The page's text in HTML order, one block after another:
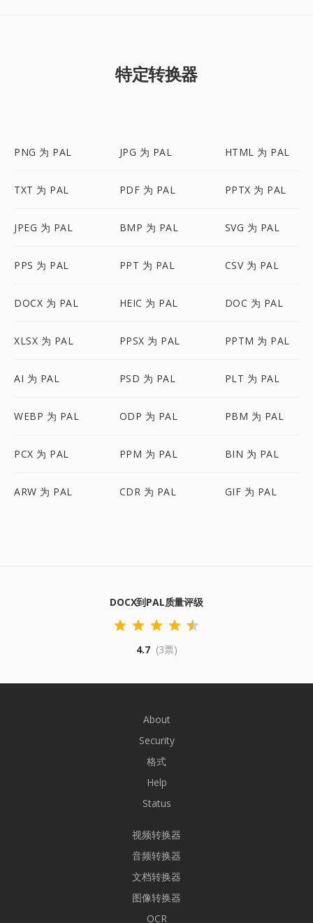
特定转换器
PNG 为 PAL JPG 为 PAL HTML 为 PAL
TXT 为 PAL PDF 为 PAL PPTX 为 PAL
JPEG 为 PAL BMP 为 PAL SVG 为 PAL
PPS 为 PAL PPT 为 PAL CSV 为 PAL
DOCX 为 PAL HEIC 为 PAL DOC 为 PAL
XLSX 为 PAL PPSX 为 PAL PPTM 为 PAL
AI 为 PAL PSD 为 PAL PLT 为 PAL
WEBP 为 PAL ODP 为 PAL PBM 为 PAL
PCX 为 PAL PPM 为 PAL BIN 为 PAL
ARW 为 PAL CDR 为 PAL GIF 为 PAL
DOCX到PAL质量评级
4.7 (3票)
About
Security
格式
Help
Status
视频转换器
音频转换器
文档转换器
图像转换器
OCR